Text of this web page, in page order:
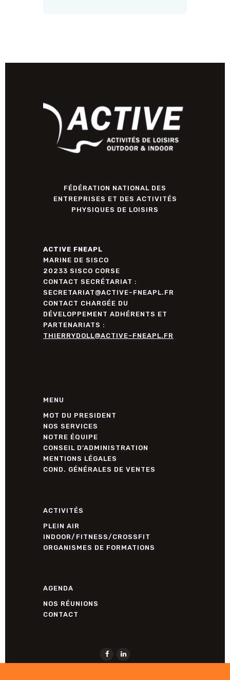
FÉDÉRATION NATIONAL DES
ENTREPRISES ET DES ACTIVITÉS
PHYSIQUES DE LOISIRS
ACTIVE FNEAPL
MARINE DE SISCO
20233 SISCO CORSE
CONTACT SECRÉTARIAT :
SECRETARIAT@ACTIVE-FNEAPL.FR
CONTACT CHARGÉE DU
DÉVELOPPEMENT ADHÉRENTS ET
PARTENARIATS :
THIERRYDOLL@ACTIVE-FNEAPL.FR
MENU
MOT DU PRESIDENT
NOS SERVICES
NOTRE ÉQUIPE
CONSEIL D’ADMINISTRATION
MENTIONS LÉGALES
COND. GÉNÉRALES DE VENTES
ACTIVITÉS
PLEIN AIR
INDOOR/FITNESS/CROSSFIT
ORGANISMES DE FORMATIONS
AGENDA
NOS RÉUNIONS
CONTACT